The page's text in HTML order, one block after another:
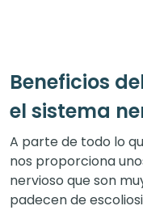
Beneficios
el sistema
A parte de todo lo
nos proporciona
nervioso que son
padecen de